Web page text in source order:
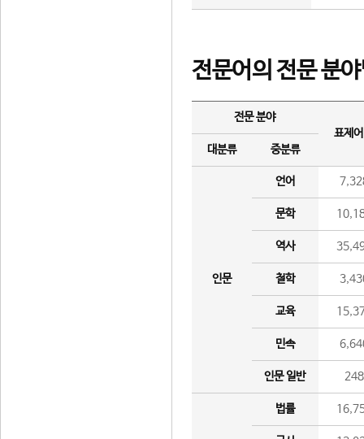
전문어의 전문 분
전문 분야
표제
대분류
중분류
인문
언어
문학
역사
철학
교육
민속
인문 일반 248
법률